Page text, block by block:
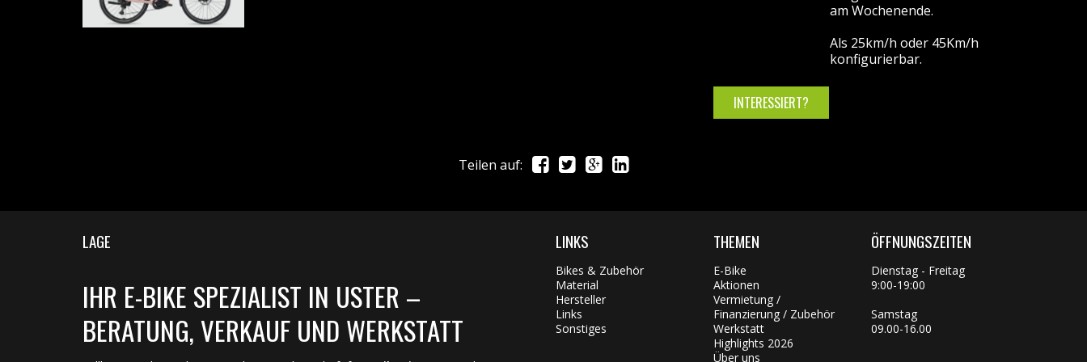
am Wochenende.
Als 25km/h oder 45Km/h
konfigurierbar.
INTERESSIERT?
Teilen auf:
LAGE
IHR E-BIKE SPEZIALIST IN USTER –
BERATUNG, VERKAUF UND WERKSTATT
LINKS
Bikes & Zubehör
Material
Hersteller
Links
Sonstiges
THEMEN
E-Bike
Aktionen
Vermietung /
Finanzierung / Zubehör
Werkstatt
Highlights 2026
Über uns
ÖFFNUNGSZEITEN
Dienstag - Freitag
9:00-19:00
Samstag
09.00-16.00